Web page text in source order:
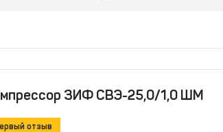
ЗИФ СВЭ-25,0/1,0 ШМ
отзыв